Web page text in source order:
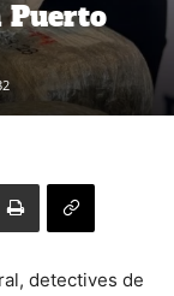
Puerto
detectives de